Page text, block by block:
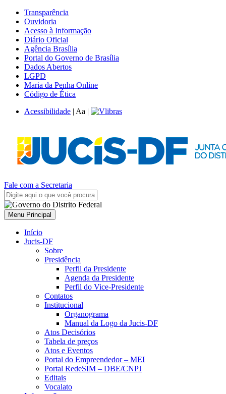
Transparência
Ouvidoria
Acesso à Informação
Diário Oficial
Agência Brasília
Portal do Governo de Brasília
Dados Abertos
LGPD
Maria da Penha Online
Código de Ética
Acessibilidade | Aa |
Fale com a Secretaria
Menu Principal
Início
Jucis-DF
Sobre
Presidência
Perfil da Presidente
Agenda da Presidente
Perfil do Vice-Presidente
Contatos
Institucional
Organograma
Manual da Logo da Jucis-DF
Atos Decisórios
Tabela de preços
Atos e Eventos
Portal do Empreendedor – MEI
Portal RedeSIM – DBE/CNPJ
Editais
Vocalato